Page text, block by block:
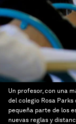
Un profesor, con una
del colegio Rosa
pequeña parte de los
nuevas reglas y